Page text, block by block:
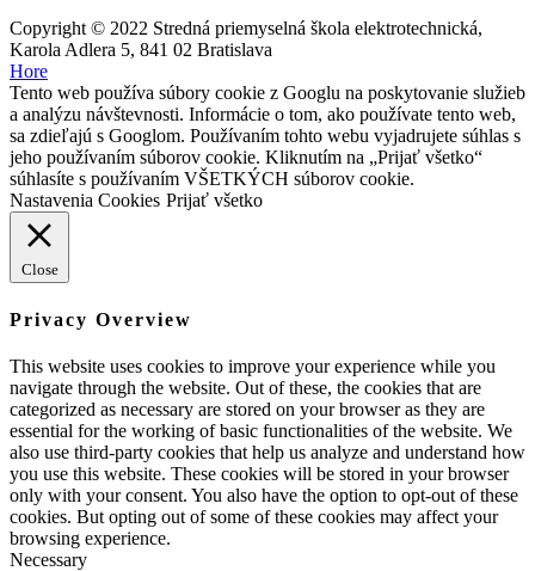
Copyright © 2022 Stredná priemyselná škola elektrotechnická,
Karola Adlera 5, 841 02 Bratislava
Hore
Tento web používa súbory cookie z Googlu na poskytovanie služieb
a analýzu návštevnosti. Informácie o tom, ako používate tento web,
sa zdieľajú s Googlom. Používaním tohto webu vyjadrujete súhlas s
jeho používaním súborov cookie. Kliknutím na „Prijať všetko“
súhlasíte s používaním VŠETKÝCH súborov cookie.
Nastavenia Cookies Prijať všetko
Close
Privacy Overview
This website uses cookies to improve your experience while you
navigate through the website. Out of these, the cookies that are
categorized as necessary are stored on your browser as they are
essential for the working of basic functionalities of the website. We
also use third-party cookies that help us analyze and understand how
you use this website. These cookies will be stored in your browser
only with your consent. You also have the option to opt-out of these
cookies. But opting out of some of these cookies may affect your
browsing experience.
Necessary